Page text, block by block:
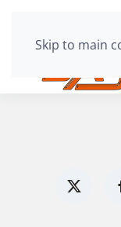
Skip to main